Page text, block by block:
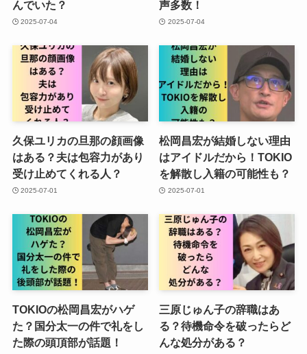
んでいた？
2025-07-04
声多数！
2025-07-04
久保ユリカの旦那の顔画像
はある？夫は包容力があり
受け止めてくれる人？
2025-07-01
松岡昌宏が結婚しない理由
はアイドルだから！TOKIO
を解散し入籍の可能性も？
2025-07-01
TOKIOの松岡昌宏がハゲ
た？国分太一の件で礼をし
た際の頭頂部が話題！
三原じゅん子の辞職はあ
る？待機命令を破ったらど
んな処分がある？